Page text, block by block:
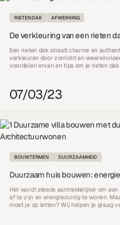
RIETEN DAK AFWERKING
De verkleuring van een rieten
Een rieten dak straalt charme en
verkleuren door zonlicht en
voordelen ervan en tips om je rieten
07/03/23
BOUWTERMEN DUURZAAMHEID
Duurzaam huis bouwen:
Het wordt steeds aantrekkelijker om
af te zijn en energiezuinig te wonen.
moet je op letten? Wij helpen je graag